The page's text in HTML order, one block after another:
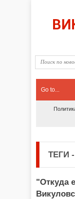
Go to...
ТЕГИ -
"Откуда